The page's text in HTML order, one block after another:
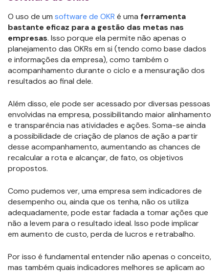
O uso de um software de OKR é uma ferramenta
bastante eficaz para a gestão das metas nas
empresas. Isso porque ela permite não apenas o
planejamento das OKRs em si (tendo como base dados
e informações da empresa), como também o
acompanhamento durante o ciclo e a mensuração dos
resultados ao final dele.
Além disso, ele pode ser acessado por diversas pessoas
envolvidas na empresa, possibilitando maior alinhamento
e transparência nas atividades e ações. Soma-se ainda
a possibilidade de criação de planos de ação a partir
desse acompanhamento, aumentando as chances de
recalcular a rota e alcançar, de fato, os objetivos
propostos.
Como pudemos ver, uma empresa sem indicadores de
desempenho ou, ainda que os tenha, não os utiliza
adequadamente, pode estar fadada a tomar ações que
não a levem para o resultado ideal. Isso pode implicar
em aumento de custo, perda de lucros e retrabalho.
Por isso é fundamental entender não apenas o conceito,
mas também quais indicadores melhores se aplicam ao